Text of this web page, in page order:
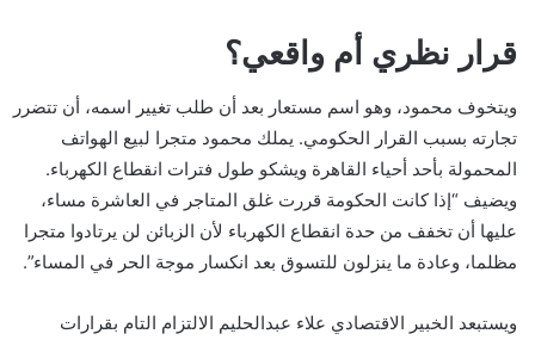
قرار نظري أم واقعي؟
ويتخوف محمود، وهو اسم مستعار بعد أن طلب تغيير اسمه، أن تتضرر
تجارته بسبب القرار الحكومي. يملك محمود متجرا لبيع الهواتف
المحمولة بأحد أحياء القاهرة ويشكو طول فترات انقطاع الكهرباء.
ويضيف “إذا كانت الحكومة قررت غلق المتاجر في العاشرة مساء،
عليها أن تخفف من حدة انقطاع الكهرباء لأن الزبائن لن يرتادوا متجرا
مظلما، وعادة ما ينزلون للتسوق بعد انكسار موجة الحر في المساء”.
ويستبعد الخبير الاقتصادي علاء عبدالحليم الالتزام التام بقرارات